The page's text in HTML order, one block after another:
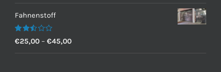
2.60
von 5
Fahnenstoff
Bewertet
mit
2.50
€25,00 – €45,00